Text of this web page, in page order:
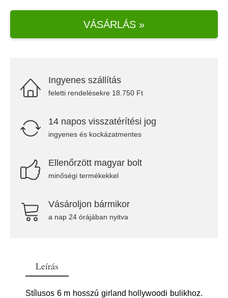
VÁSÁRLÁS »
Ingyenes szállítás
feletti rendelésekre 18.750 Ft
14 napos visszatérítési jog
ingyenes és kockázatmentes
Ellenőrzött magyar bolt
minőségi termékekkel
Vásároljon bármikor
a nap 24 órájában nyitva
Leírás
Stílusos 6 m hosszú girland hollywoodi bulikhoz.